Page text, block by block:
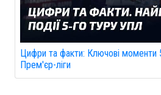
Цифри та факти: Ключові моменти
Прем'єр-ліги